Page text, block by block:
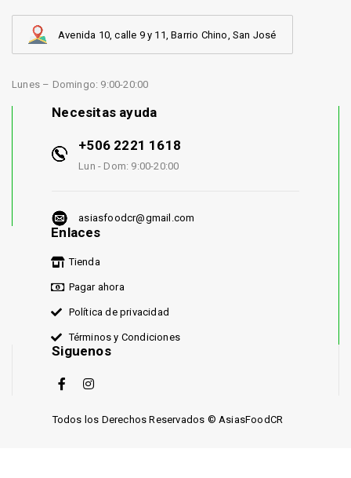
Avenida 10, calle 9 y 11, Barrio Chino, San José
Lunes – Domingo: 9:00-20:00
Necesitas ayuda
+506 2221 1618
Lun - Dom: 9:00-20:00
asiasfoodcr@gmail.com
Enlaces
Tienda
Pagar ahora
Política de privacidad
Términos y Condiciones
Siguenos
Todos los Derechos Reservados © AsiasFoodCR